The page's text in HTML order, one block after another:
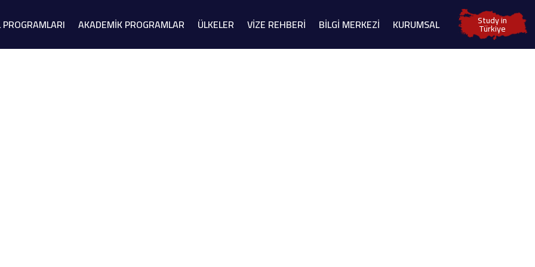
AKADEMİK PROGRAMLAR ÜLKELER VİZE REHBERİ BİLGİ MERKEZİ KURUMSAL Study in
Türkiye